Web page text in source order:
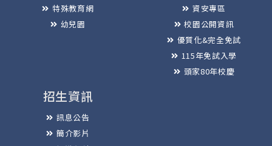
特殊教育網
幼兒園
資安專區
校園公開資訊
優質化&完全免試
115年免試入學
頭家80年校慶
招生資訊
訊息公告
簡介影片